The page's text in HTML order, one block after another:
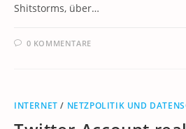
Shitstorms, über…
0 KOMMENTARE
INTERNET / NETZPOLITIK UND